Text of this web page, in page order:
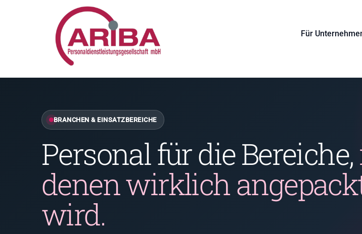
Für
BRANCHEN & EINSATZBEREICHE
Personal für die Bereiche,
denen wirklich
wird.